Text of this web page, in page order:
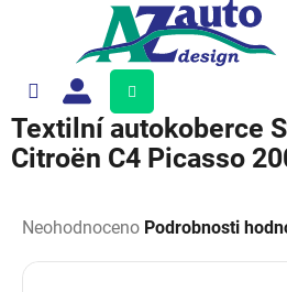
Nákupní
košík
Textilní autokoberce
Citroën C4 Picasso
hodnocení
je
Neohodnoceno Podrobnosti